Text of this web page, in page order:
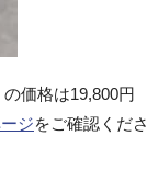
価格は19,800円
ジをご確認くださ